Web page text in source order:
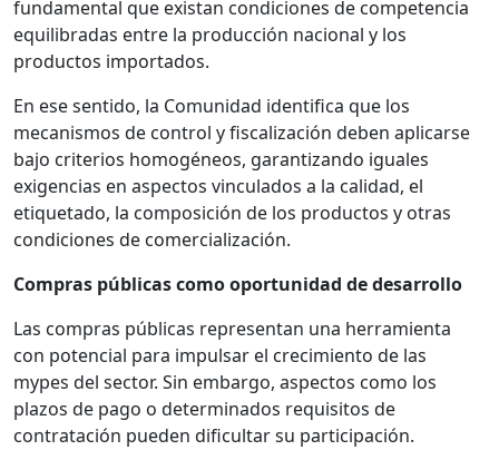
fundamental que existan condiciones de competencia
equilibradas entre la producción nacional y los
productos importados.
En ese sentido, la Comunidad identifica que los
mecanismos de control y fiscalización deben aplicarse
bajo criterios homogéneos, garantizando iguales
exigencias en aspectos vinculados a la calidad, el
etiquetado, la composición de los productos y otras
condiciones de comercialización.
Compras públicas como oportunidad de desarrollo
Las compras públicas representan una herramienta
con potencial para impulsar el crecimiento de las
mypes del sector. Sin embargo, aspectos como los
plazos de pago o determinados requisitos de
contratación pueden dificultar su participación.